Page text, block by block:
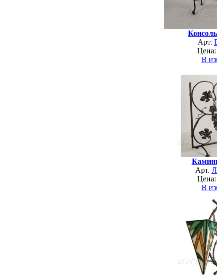
Арт.
Цена:
В
Арт.
Цена:
В